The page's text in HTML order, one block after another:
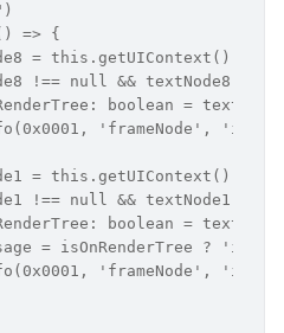
=> {
=
!== null && textNode8 !==
boolean =
'frameNode', 'is
=
!== null && textNode1 !==
boolean =
= isOnRenderTree ? 'is
'frameNode', 'is